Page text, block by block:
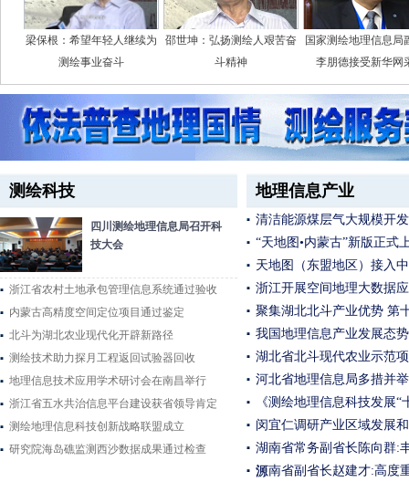
梁保根：希望年轻人继续为
测绘事业奋斗
邵世坤：弘扬测绘人艰苦奋
斗精神
国家测绘地理信息局
李朋德接受新华网
测绘科技
四川测绘地理信息局召开科
技大会
浙江省农村土地承包管理信息系统通过验收
内蒙古高精度空间定位项目通过鉴定
北斗为湖北农业现代化开辟新路径
测绘技术助力探月工程返回试验器回收
地理信息技术应用学术研讨会在南昌举行
浙江省五水共治信息平台建设获省领导肯定
测绘地理信息科技创新战略联盟成立
研究院海岛礁监测西沙数据成果通过检查
地理信息产业
清洁能源煤层气大规模开
“天地图•内蒙古”新版正式
天地图（东盟地区）接入
浙江开展空间地理大数据
聚集湖北北斗产业优势 第
我国地理信息产业发展态
湖北省北斗现代农业示范
河北省地理信息局多措并
《测绘地理信息科技发展“
闵宜仁调研产业区域发展
湖南省常务副省长陈向群:
源
河南省副省长赵建才:高度